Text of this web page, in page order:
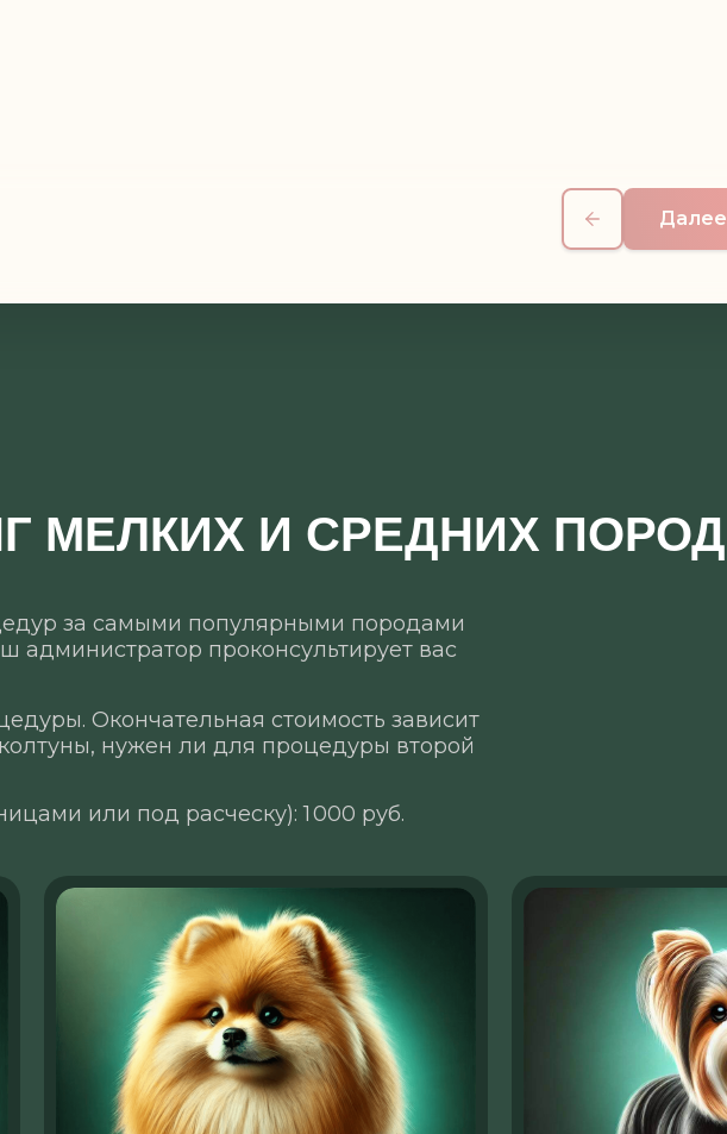
Далее
или под расческу): 1 000 руб.
Окончательная стоимость зависит
нужен ли для процедуры второй
за самыми популярными породами
администратор проконсультирует вас
МЕЛКИХ И СРЕДНИХ ПОРОД